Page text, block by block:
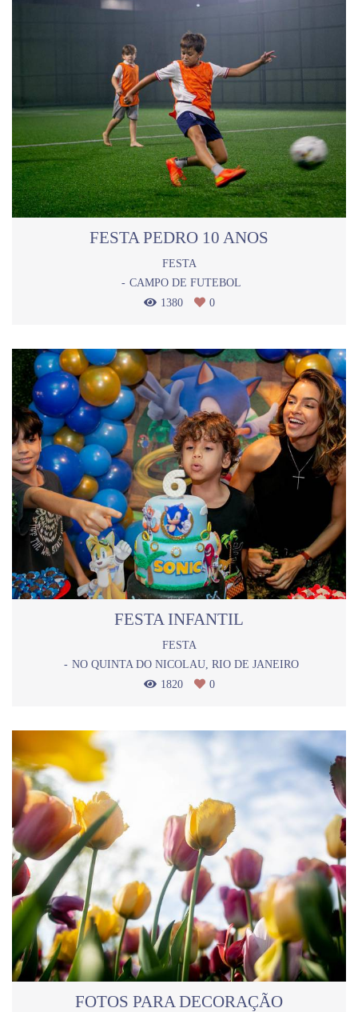
FESTA PEDRO 10 ANOS
FESTA
CAMPO DE FUTEBOL
1380
0
FESTA INFANTIL
FESTA
NO QUINTA DO NICOLAU, RIO DE JANEIRO
1820
0
FOTOS PARA DECORAÇÃO